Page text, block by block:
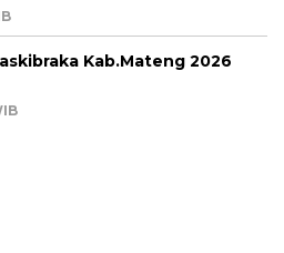
Kab.Mateng 2026